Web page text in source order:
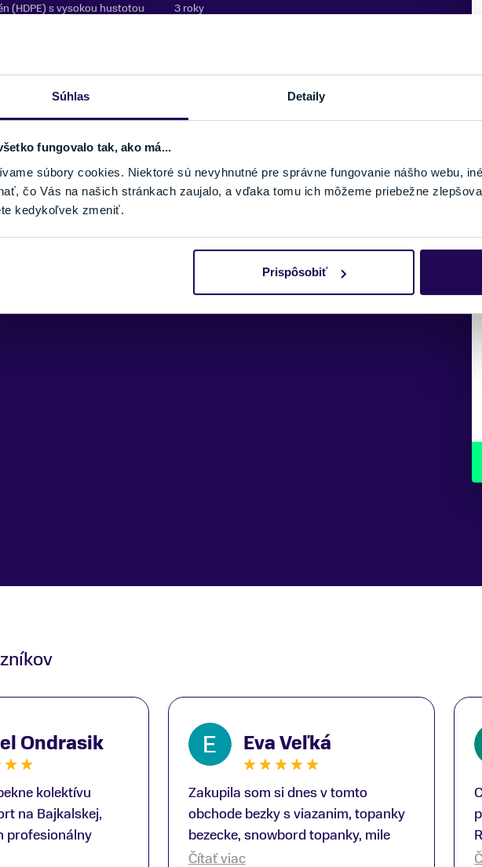
Súhlas Detaily
fungovalo tak, ako má...
súbory cookies. Niektoré sú nevyhnutné pre správne fungovanie nášho webu,
čo Vás na našich stránkach zaujalo, a vďaka tomu ich môžeme priebežne
kedykoľvek zmeniť.
Prispôsobiť
(HDPE) s vysokou hustotou 3 roky
Ondrasik
kolektívu
na Bajkalskej,
profesionálny
Zvlášť
Eva Veľká
Zakupila som si dnes v tomto
obchode bezky s viazanim, topanky
bezecke, snowbord topanky, mile
prekvapenie ako Peter, ktory nas
Čítať viac